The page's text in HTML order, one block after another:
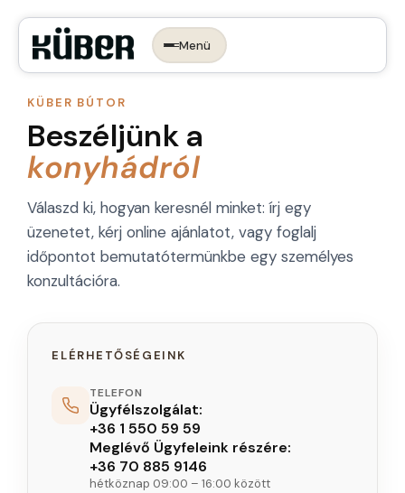
Menü
KONYHA, AMI
Időpontot foglalok →
Az ergonomikus konyha
More than kitchen
Konyhagépek, beépíthető készülékek
Konyhatervezés
Kivitelezés
VR konyhatervezés
Bemutatóterem
KÜBER BÚTOR
Beszéljünk a
konyhádról
Válaszd ki, hogyan keresnél minket: írj egy
üzenetet, kérj online ajánlatot, vagy foglalj
időpontot bemutatótermünkbe egy személyes
konzultációra.
ELÉRHETŐSÉGEINK
TELEFON
Ügyfélszolgálat:
+36 1 550 59 59
Meglévő Ügyfeleink részére:
+36 70 885 9146
hétköznap 09:00 – 16:00 között